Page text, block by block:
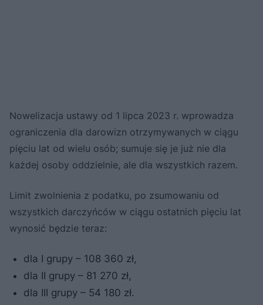
Nowelizacja ustawy od 1 lipca 2023 r. wprowadza
ograniczenia dla darowizn otrzymywanych w ciągu
pięciu lat od wielu osób; sumuje się je już nie dla
każdej osoby oddzielnie, ale dla wszystkich razem.
Limit zwolnienia z podatku, po zsumowaniu od
wszystkich darczyńców w ciągu ostatnich pięciu lat
wynosić będzie teraz:
dla I grupy – 108 360 zł,
dla II grupy – 81 270 zł,
dla III grupy – 54 180 zł.